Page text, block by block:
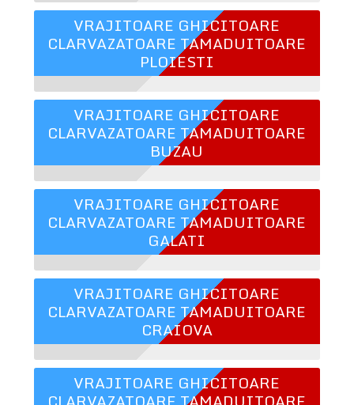
VRAJITOARE GHICITOARE
CLARVAZATOARE TAMADUITOARE
PLOIESTI
VRAJITOARE GHICITOARE
CLARVAZATOARE TAMADUITOARE
BUZAU
VRAJITOARE GHICITOARE
CLARVAZATOARE TAMADUITOARE
GALATI
VRAJITOARE GHICITOARE
CLARVAZATOARE TAMADUITOARE
CRAIOVA
VRAJITOARE GHICITOARE